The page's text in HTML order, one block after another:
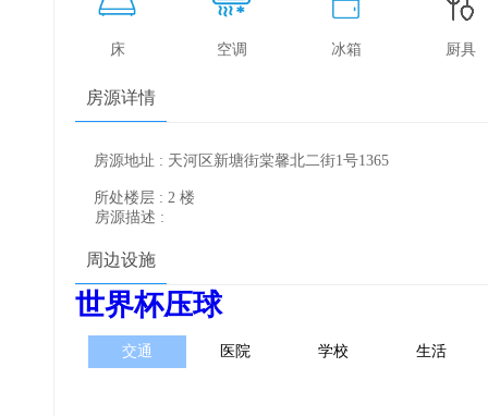
床 空调 冰箱 厨具
房源详情
房源地址 : 天河区新塘街棠馨北二街1号1365
所处楼层 : 2 楼
房源描述 :
周边设施